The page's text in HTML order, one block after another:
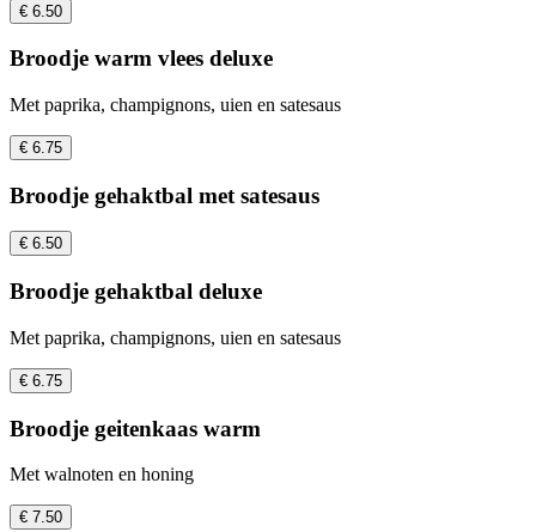
€ 6.50
Broodje warm vlees deluxe
Met paprika, champignons, uien en satesaus
€ 6.75
Broodje gehaktbal met satesaus
€ 6.50
Broodje gehaktbal deluxe
Met paprika, champignons, uien en satesaus
€ 6.75
Broodje geitenkaas warm
Met walnoten en honing
€ 7.50